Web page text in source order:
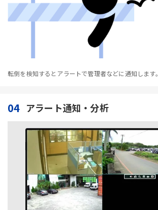
転倒を検知するとアラートで管理者などに通知します。
04 アラート通知・分析